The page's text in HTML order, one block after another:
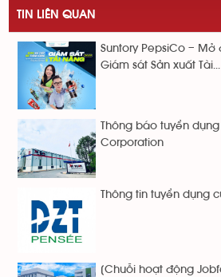
TIN LIÊN QUAN
Suntory PepsiCo – Mở
Giám sát Sản xuất Tài...
Thông báo tuyển
Corporation
Thông tin tuyển dụng
[Chuỗi hoạt động